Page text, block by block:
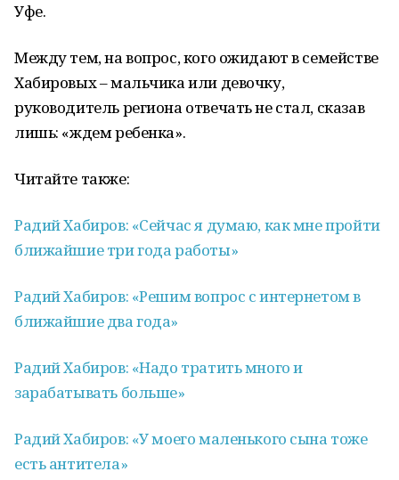
Уфе.
Между тем, на вопрос, кого ожидают в семействе
Хабировых – мальчика или девочку,
руководитель региона отвечать не стал, сказав
лишь: «ждем ребенка».
Читайте также:
Радий Хабиров: «Сейчас я думаю, как мне пройти
ближайшие три года работы»
Радий Хабиров: «Решим вопрос с интернетом в
ближайшие два года»
Радий Хабиров: «Надо тратить много и
зарабатывать больше»
Радий Хабиров: «У моего маленького сына тоже
есть антитела»